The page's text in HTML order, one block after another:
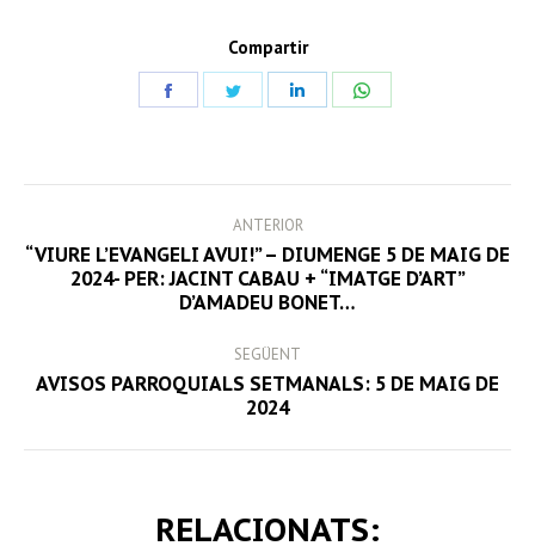
Compartir
NAVIGATION
ANTERIOR
Previous
post:
“VIURE L’EVANGELI AVUI!” – DIUMENGE 5 DE MAIG DE
2024- PER: JACINT CABAU + “IMATGE D’ART”
D’AMADEU BONET…
SEGÜENT
Next
AVISOS PARROQUIALS SETMANALS: 5 DE MAIG DE
2024
RELACIONATS: